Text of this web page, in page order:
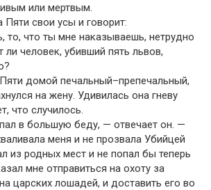
или мертвым.
Пяти свои усы и говорит:
то, что ты мне наказываешь, нетрудно
человек, убивший пять львов,
домой печальный–препечальный,
на жену. Удивилась она гневу
что случилось.
в большую беду, — отвечает он. —
меня и не прозвала Убийцей
из родных мест и не попал бы теперь
мне отправиться на охоту за
царских лошадей, и доставить его во